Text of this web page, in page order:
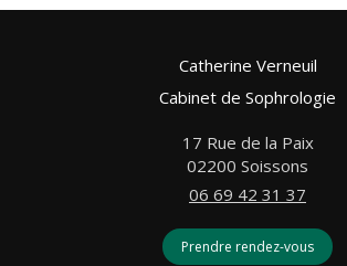
Catherine Verneuil
Cabinet de Sophrologie
17 Rue de la Paix
02200 Soissons
06 69 42 31 37
Prendre rendez-vous